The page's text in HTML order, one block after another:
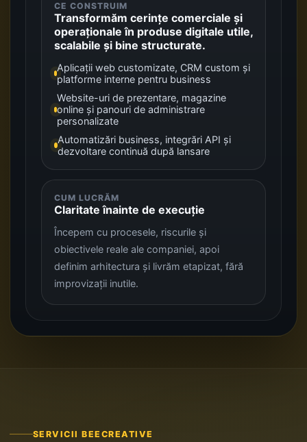
CE CONSTRUIM
Transformăm cerințe comerciale și
operaționale în produse digitale utile,
scalabile și bine structurate.
Aplicații web customizate, CRM custom și
platforme interne pentru business
Website-uri de prezentare, magazine
online și panouri de administrare
personalizate
Automatizări business, integrări API și
dezvoltare continuă după lansare
CUM LUCRĂM
Claritate înainte de execuție
Începem cu procesele, riscurile și
obiectivele reale ale companiei, apoi
definim arhitectura și livrăm etapizat, fără
improvizații inutile.
SERVICII BEECREATIVE